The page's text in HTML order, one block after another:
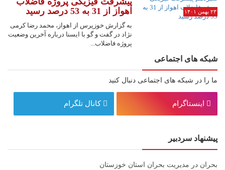
۲۳ بهمن ۱۴۰۱
اهواز از 31 به 53 درصد رسید
به گزارش خوزپرس از اهواز، محمد رضا کرمی
نژاد در گفت و گو با ایسنا درباره آخرین وضعیت
پروژه فاضلاب...
شبکه های اجتماعی
ما را در شبکه های اجتماعی دنبال کنید
اینستاگرام کانال تلگرام
پیشنهاد سردبیر
بحران در مدیریت بحران استان خوزستان